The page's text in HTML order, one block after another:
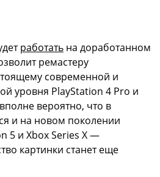
работать на доработанном
ремастеру
современной и
уровня PlayStation 4 Pro и
вероятно, что в
и на новом поколении
5 и Xbox Series X —
картинки станет еще